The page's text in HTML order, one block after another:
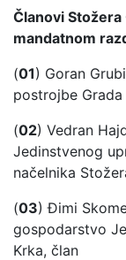
Članovi
mandatnom
(01) Goran
postrojbe
(02) Vedran
Jedinstvenog
načelnika
(03) Đimi
gospodarstvo
Krka, član